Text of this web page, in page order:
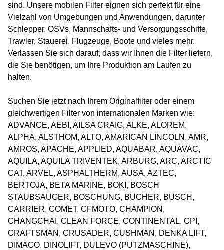
sind. Unsere mobilen Filter eignen sich perfekt für eine
Vielzahl von Umgebungen und Anwendungen, darunter
Schlepper, OSVs, Mannschafts- und Versorgungsschiffe,
Trawler, Stauerei, Flugzeuge, Boote und vieles mehr.
Verlassen Sie sich darauf, dass wir Ihnen die Filter liefern,
die Sie benötigen, um Ihre Produktion am Laufen zu
halten.
Suchen Sie jetzt nach Ihrem Originalfilter oder einem
gleichwertigen Filter von internationalen Marken wie:
ADVANCE, AEBI, AILSA CRAIG, ALKE, ALOREM,
ALPHA, ALSTHOM, ALTO, AMARICAN LINCOLN, AMR,
AMROS, APACHE, APPLIED, AQUABAR, AQUAVAC,
AQUILA, AQUILA TRIVENTEK, ARBURG, ARC, ARCTIC
CAT, ARVEL, ASPHALTHERM, AUSA, AZTEC,
BERTOJA, BETA MARINE, BOKI, BOSCH
STAUBSAUGER, BOSCHUNG, BUCHER, BUSCH,
CARRIER, COMET, CFMOTO, CHAMPION,
CHANGCHAI, CLEAN FORCE, CONTINENTAL, CPI,
CRAFTSMAN, CRUSADER, CUSHMAN, DENKA LIFT,
DIMACO, DINOLIFT, DULEVO (PUTZMASCHINE),